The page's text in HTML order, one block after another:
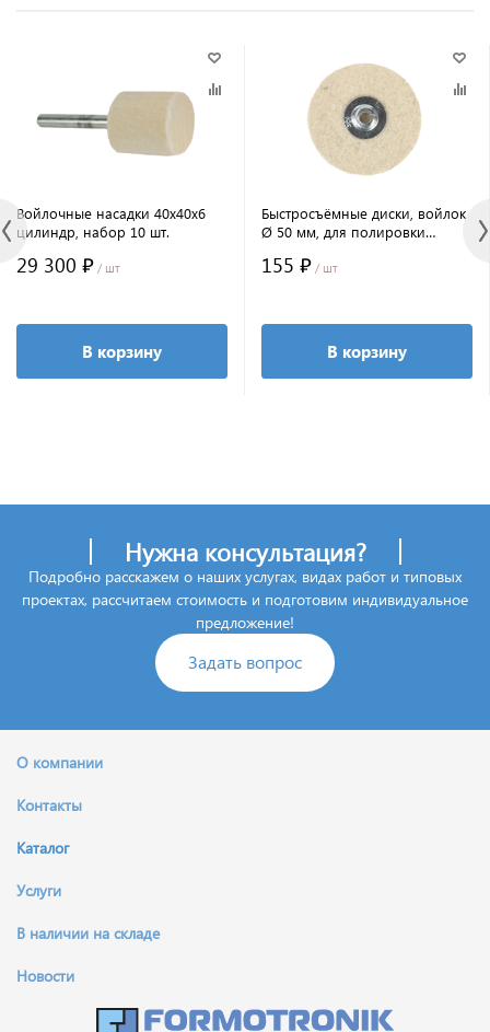
Войлочные насадки 40x40x6
цилиндр, набор 10 шт.
29 300 ₽ / шт
В корзину
Быстросъёмные диски, войлок
Ø 50 мм, для полировки
155 ₽ / шт
В корзину
Нужна консультация?
Подробно расскажем о наших услугах, видах работ и типовых
проектах, рассчитаем стоимость и подготовим индивидуальное
предложение!
Задать вопрос
О компании
Контакты
Каталог
Услуги
В наличии на складе
Новости